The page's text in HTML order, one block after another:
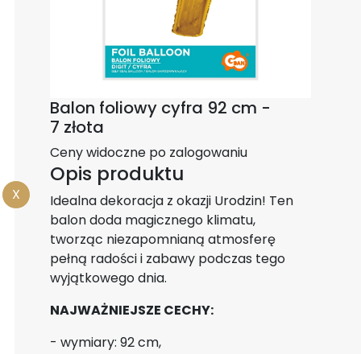
X
Balon foliowy cyfra 92 cm -
7 złota
Ceny widoczne po zalogowaniu
Opis produktu
Idealna dekoracja z okazji Urodzin! Ten
balon doda magicznego klimatu,
tworząc niezapomnianą atmosferę
pełną radości i zabawy podczas tego
wyjątkowego dnia.
NAJWAŻNIEJSZE CECHY:
- wymiary: 92 cm,